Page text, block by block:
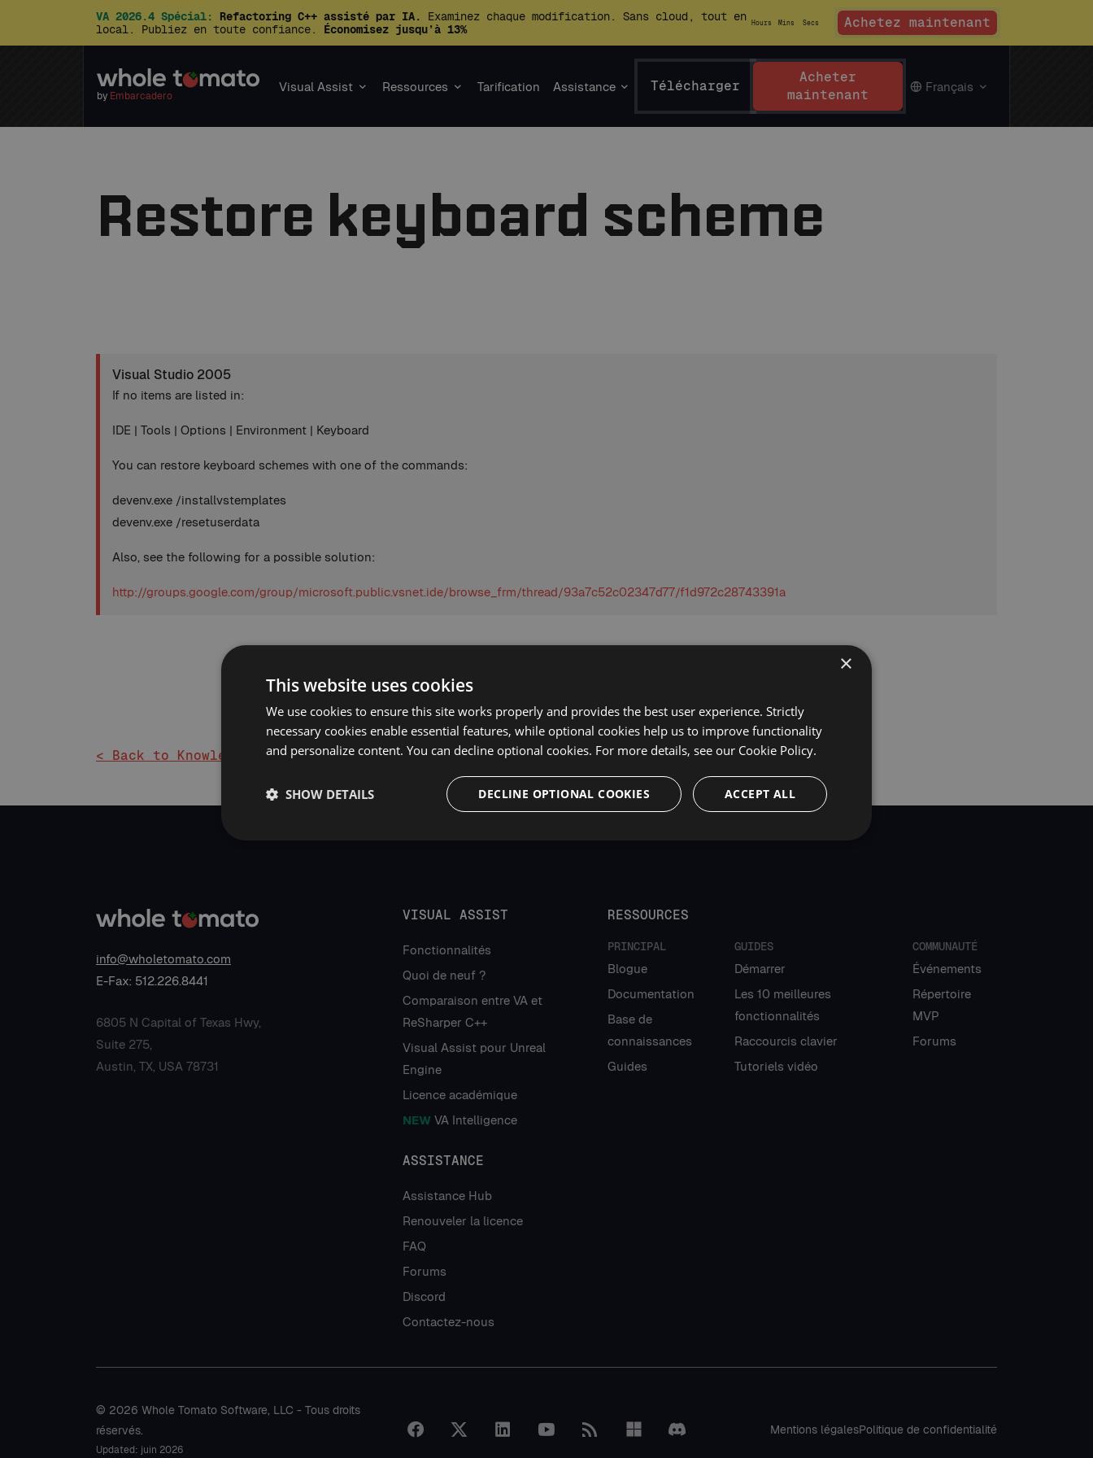
VA 2026.4 Spécial: Refactoring C++ assisté par IA.
Examinez chaque modification. Sans cloud, tout en
local. Publiez en toute confiance. Économisez jusqu’à 13% Hours Mins Secs Achetez maintenant
by Embarcadero
Visual Assist Ressources Tarification Assistance Télécharger
Acheter
maintenant
Français
Restore keyboard scheme
Visual Studio 2005
If no items are listed in:
IDE | Tools | Options | Environment | Keyboard
You can restore keyboard schemes with one of the commands:
devenv.exe /installvstemplates
devenv.exe /resetuserdata
Also, see the following for a possible solution:
http://groups.google.com/group/microsoft.public.vsnet.ide/browse_frm/thread/93a7c52c02347d77/f1d972c28743391a
< Back to Knowledge Base
info@wholetomato.com
E-Fax: 512.226.8441
6805 N Capital of Texas Hwy,
Suite 275,
Austin, TX, USA 78731
VISUAL ASSIST
Fonctionnalités
Quoi de neuf ?
Comparaison entre VA et
ReSharper C++
Visual Assist pour Unreal
Engine
Licence académique
NEW VA Intelligence
RESSOURCES
PRINCIPAL
Blogue
Documentation
Base de
connaissances
Guides
GUIDES
Démarrer
Les 10 meilleures
fonctionnalités
Raccourcis clavier
Tutoriels vidéo
COMMUNAUTÉ
Événements
Répertoire
MVP
Forums
ASSISTANCE
Assistance Hub
Renouveler la licence
FAQ
Forums
Discord
Contactez-nous
Mentions légalesPolitique de confidentialité
© 2026 Whole Tomato Software, LLC - Tous droits
réservés.
Updated: juin 2026
×
This website uses cookies
We use cookies to ensure this site works properly and provides the best user experience. Strictly
necessary cookies enable essential features, while optional cookies help us to improve functionality
and personalize content. You can decline optional cookies. For more details, see our Cookie Policy.
ACCEPT ALL
DECLINE OPTIONAL COOKIES
SHOW DETAILS